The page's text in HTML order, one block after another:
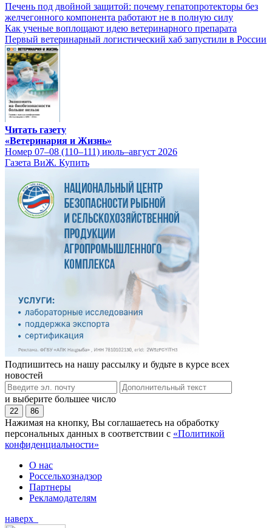
Печень под двойной защитой: почему гепатопротекторы без
желчегонного компонента работают не в полную силу
Как ученые воплощают идею ветеринарного препарата
Первый ветеринарный логистический хаб запустили в России
Читать газету
«Ветеринария и Жизнь»
Номер 07–08 (110–111) июль–август 2026
Газета ВиЖ. Купить
Подпишитесь на нашу рассылку и будьте в курсе всех
новостей
и выберите большее число
22 86
Нажимая на кнопку, Вы соглашаетесь на обработку
персональных данных в соответствии с «Политикой
конфиденциальности»
О нас
Россельхознадзор
Партнеры
Рекламодателям
наверх